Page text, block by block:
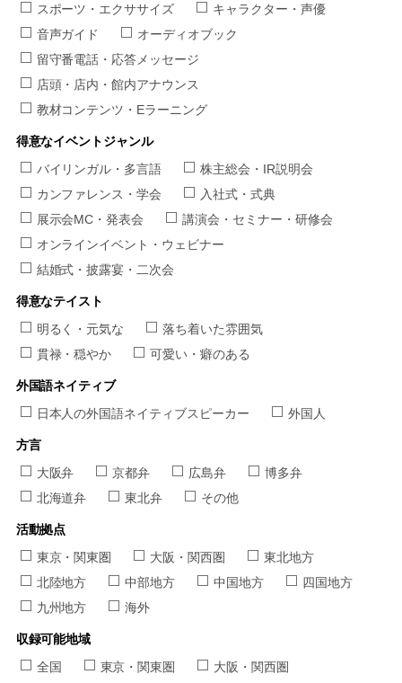
スポーツ・エクササイズ
キャラクター・声優
音声ガイド
オーディオブック
留守番電話・応答メッセージ
店頭・店内・館内アナウンス
教材コンテンツ・Eラーニング
得意なイベントジャンル
バイリンガル・多言語
株主総会・IR説明会
カンファレンス・学会
入社式・式典
展示会MC・発表会
講演会・セミナー・研修会
オンラインイベント・ウェビナー
結婚式・披露宴・二次会
得意なテイスト
明るく・元気な
落ち着いた雰囲気
貫禄・穏やか
可愛い・癖のある
外国語ネイティブ
日本人の外国語ネイティブスピーカー
外国人
方言
大阪弁
京都弁 広島弁
博多弁
北海道弁
東北弁 その他
活動拠点
東京・関東圏
大阪・関西圏
東北地方
北陸地方
中部地方 中国地方
四国地方
九州地方
海外
収録可能地域
全国
東京・関東圏
大阪・関西圏